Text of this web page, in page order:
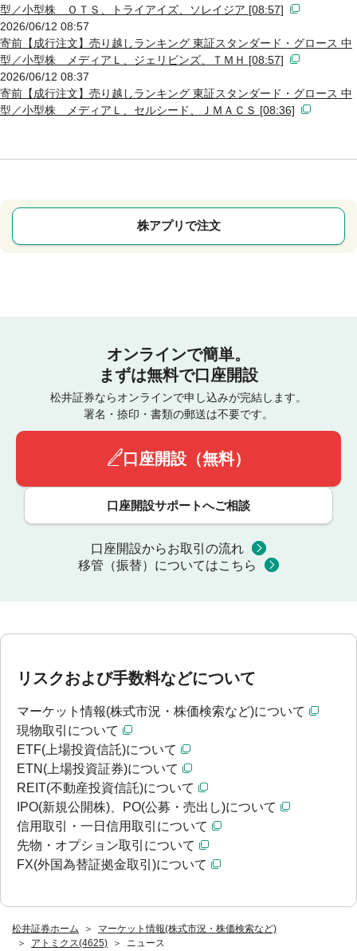
松井証券ホーム
マーケット情報(株式市況・株価検索など)
アトミクス(4625)
ニュース
型／小型株 ＯＴＳ、トライアイズ、ソレイジア [08:57]
2026/06/12 08:57
寄前【成行注文】売り越しランキング 東証スタンダード・グロース 中
型／小型株 メディアＬ、ジェリビンズ、ＴＭＨ [08:57]
2026/06/12 08:37
寄前【成行注文】売り越しランキング 東証スタンダード・グロース 中
型／小型株 メディアＬ、セルシード、ＪＭＡＣＳ [08:36]
株アプリで注文
オンラインで簡単。
まずは無料で口座開設
松井証券ならオンラインで申し込みが完結します。
署名・捺印・書類の郵送は不要です。
口座開設（無料）
口座開設サポートへご相談
口座開設からお取引の流れ
移管（振替）についてはこちら
リスクおよび手数料などについて
マーケット情報(株式市況・株価検索など)について
現物取引について
ETF(上場投資信託)について
ETN(上場投資証券)について
REIT(不動産投資信託)について
IPO(新規公開株)、PO(公募・売出し)について
信用取引・一日信用取引について
先物・オプション取引について
FX(外国為替証拠金取引)について